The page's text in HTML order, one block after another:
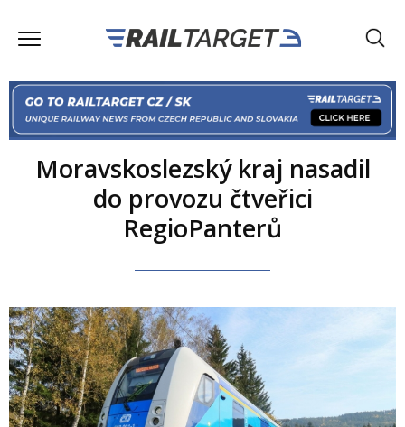
Moravskoslezský kraj nasadil
do provozu čtveřici
RegioPanterů